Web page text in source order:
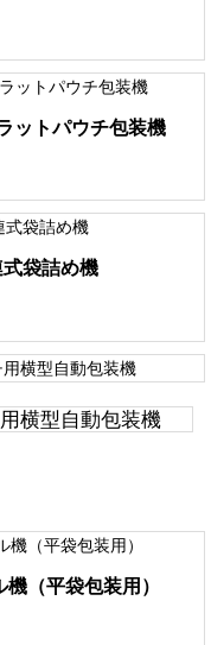
ットパウチ包装機
袋詰め機
横型自動包装機
（平袋包装用）